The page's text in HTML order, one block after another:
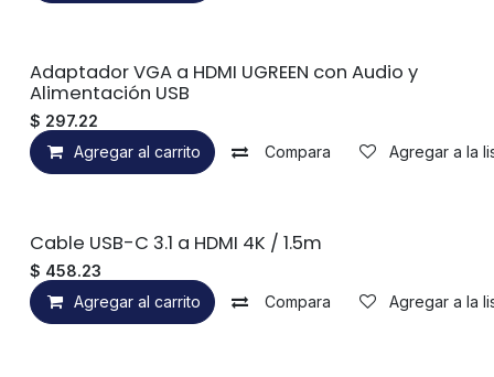
Adaptador VGA a HDMI UGREEN con Audio y
Alimentación USB
$ 297.22
Agregar al carrito
Compara Agregar a la
Cable USB-C 3.1 a HDMI 4K / 1.5m
$ 458.23
Agregar al carrito
Compara Agregar a la